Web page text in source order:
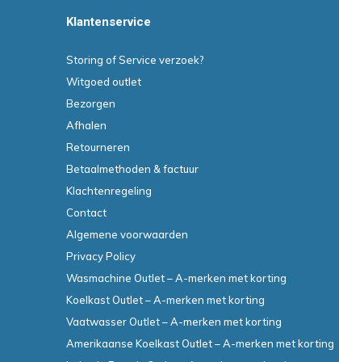
Klantenservice
Storing of Service verzoek?
Witgoed outlet
Bezorgen
Afhalen
Retourneren
Betaalmethoden & factuur
Klachtenregeling
Contact
Algemene voorwaarden
Privacy Policy
Wasmachine Outlet – A-merken met korting
Koelkast Outlet – A-merken met korting
Vaatwasser Outlet – A-merken met korting
Amerikaanse Koelkast Outlet – A-merken met korting